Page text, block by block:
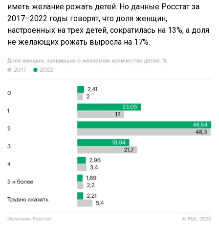
иметь желание рожать детей. Но данные Росстат за
2017–2022 годы говорят, что доля женщин,
настроенных на трех детей, сократилась на 13%, а доля
не желающих рожать выросла на 17%.